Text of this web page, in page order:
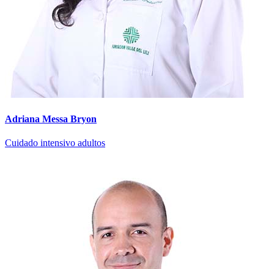
Adriana Messa Bryon
Cuidado intensivo adultos